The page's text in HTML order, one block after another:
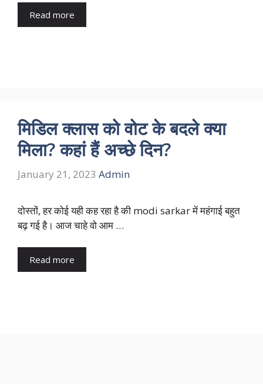
Read more
मिडिल क्लास को वोट के बदले क्या
मिला? कहां हैं अच्छे दिन?
January 21, 2023 Admin
दोस्तों, हर कोई यही कह रहा है की modi sarkar में महंगाई बहुत
बढ़ गई है। आज चाहे वो आम …
Read more